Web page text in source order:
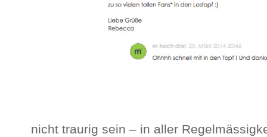
nicht traurig sein – in aller